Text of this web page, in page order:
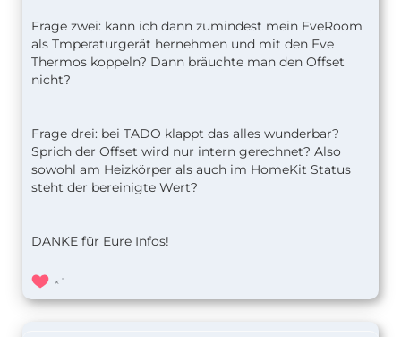
Frage zwei: kann ich dann zumindest mein EveRoom
als Tmperaturgerät hernehmen und mit den Eve
Thermos koppeln? Dann bräuchte man den Offset
nicht?
Frage drei: bei TADO klappt das alles wunderbar?
Sprich der Offset wird nur intern gerechnet? Also
sowohl am Heizkörper als auch im HomeKit Status
steht der bereinigte Wert?
DANKE für Eure Infos!
1